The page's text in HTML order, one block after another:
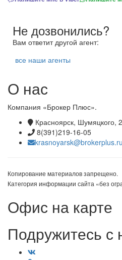
Не дозвонились?
Вам ответит другой агент:
все наши агенты
О нас
Компания «Брокер Плюс».
Красноярск, Шумяцкого,
8(391)219-16-05
krasnoyarsk@brokerplus.ru
Копирование материалов запрещено.
Категория информации сайта «без
Офис на карте
Подружитесь с